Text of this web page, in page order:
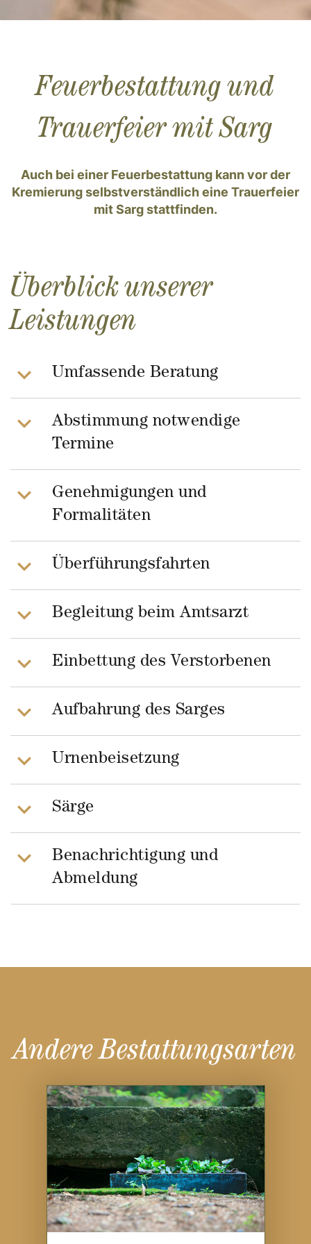
Feuerbestattung und
Trauerfeier mit Sarg
Auch bei einer Feuerbestattung kann vor der
Kremierung selbstverständlich eine Trauerfeier
mit Sarg stattfinden.
Überblick unserer
Leistungen
Umfassende Beratung
Abstimmung notwendige
Termine
Genehmigungen und
Formalitäten
Überführungsfahrten
Begleitung beim Amtsarzt
Einbettung des Verstorbenen
Aufbahrung des Sarges
Urnenbeisetzung
Särge
Benachrichtigung und
Abmeldung
Andere Bestattungsarten